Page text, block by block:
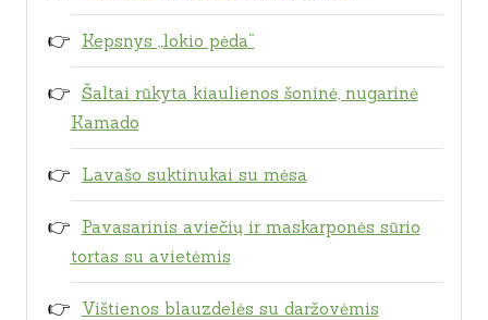
Kepsnys „lokio pėda“
Šaltai rūkyta kiaulienos šoninė, nugarinė
Kamado
Lavašo suktinukai su mėsa
Pavasarinis aviečių ir maskarponės sūrio
tortas su avietėmis
Vištienos blauzdelės su daržovėmis